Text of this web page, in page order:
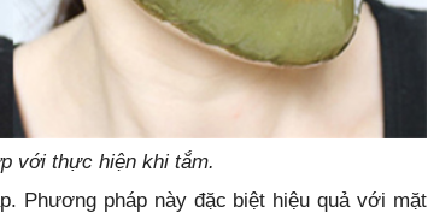
với thực hiện khi tắm.
Phương pháp này đặc biệt hiệu quả với mặt